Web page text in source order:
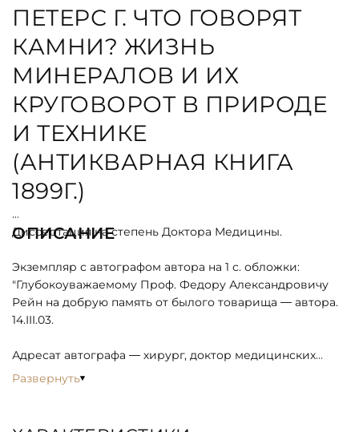
ПЕТЕРС Г. ЧТО ГОВОРЯТ
КАМНИ? ЖИЗНЬ
МИНЕРАЛОВ И ИХ
КРУГОВОРОТ В ПРИРОДЕ
И ТЕХНИКЕ
(АНТИКВАРНАЯ КНИГА
1899Г.)
ОПИСАНИЕ
Диссертация на степень Доктора Медицины.
Экземпляр с автографом автора на 1 с. обложки:
"Глубокоуважаемому Проф. Федору Александровичу
Рейн на добрую память от былого товарища — автора.
14.III.03.
Адресат автографа — хирург, доктор медицинских
наук, профессор, главный врач Первой Градской
Икавитц Карл-Эдуард Карлович (1865-1943) —
Развернуть